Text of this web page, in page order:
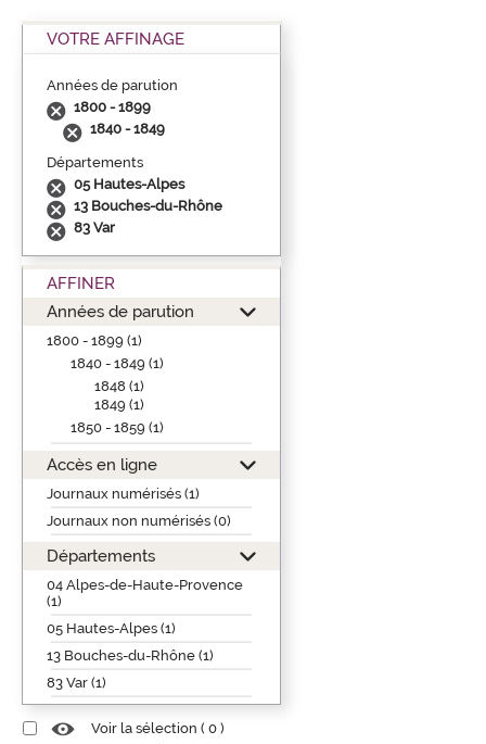
VOTRE AFFINAGE
Années de parution
1800 - 1899
1840 - 1849
Départements
05 Hautes-Alpes
13 Bouches-du-Rhône
83 Var
AFFINER
Années de parution
1800 - 1899 (1)
1840 - 1849 (1)
1848 (1)
1849 (1)
1850 - 1859 (1)
Accès en ligne
Journaux numérisés (1)
Journaux non numérisés (0)
Départements
04 Alpes-de-Haute-Provence
(1)
05 Hautes-Alpes (1)
13 Bouches-du-Rhône (1)
83 Var (1)
Voir la sélection ( 0 )